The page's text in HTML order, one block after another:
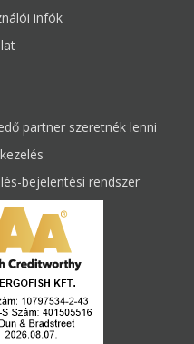
infók
partner szeretnék lenni
bejelentési rendszer